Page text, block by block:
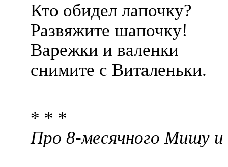
Кто обидел лапочку?
Развяжите шапочку!
Варежки и валенки
снимите с Виталеньки.
* * *
Про 8-месячного Мишу